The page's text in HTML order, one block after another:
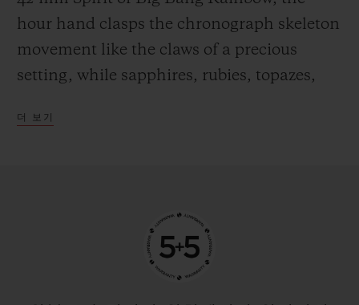
hour hand clasps the chronograph skeleton
movement like the claws of a precious
setting, while sapphires, rubies, topazes,
dial of the 39-mm model with sparkling
extend their power by also covering the
alligator straps. These two newcomers
reignite the success of the Spirit of Big Bang
더 보기